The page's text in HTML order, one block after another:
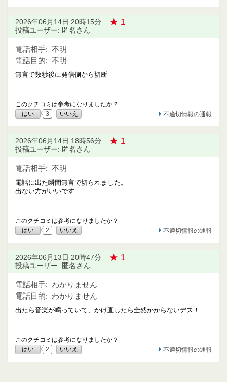
2026年06月14日 20時15分 ★ 1
投稿ユーザー: 匿名さん
電話相手: 不明
電話目的: 不明
無言で数秒後に発信側から切断
このクチコミは参考になりましたか？
はい
3 いいえ 不適切情報の通報
2026年06月14日 18時56分 ★ 1
投稿ユーザー: 匿名さん
電話相手: 不明
電話に出た瞬間無言で切られました。
出ない方がいいです
このクチコミは参考になりましたか？
はい
2 いいえ 不適切情報の通報
2026年06月13日 20時47分 ★ 1
投稿ユーザー: 匿名さん
電話相手: わかりません
電話目的: わかりません
出たら音楽が鳴っていて、かけ直したら全然かからないデス！
このクチコミは参考になりましたか？
はい
2 いいえ 不適切情報の通報